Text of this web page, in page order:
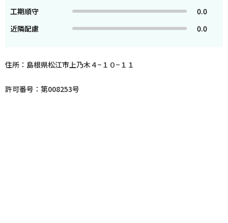
工期順守
0.0
近隣配慮
0.0
住所：島根県松江市上乃木４−１０−１１
許可番号：第008253号